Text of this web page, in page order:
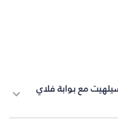
مع بوابة فلاي